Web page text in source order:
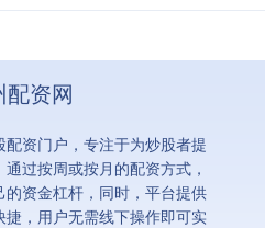
配资网
资门户，专注于为炒股者提
过按周或按月的配资方式，
资金杠杆，同时，平台提供
，用户无需线下操作即可实